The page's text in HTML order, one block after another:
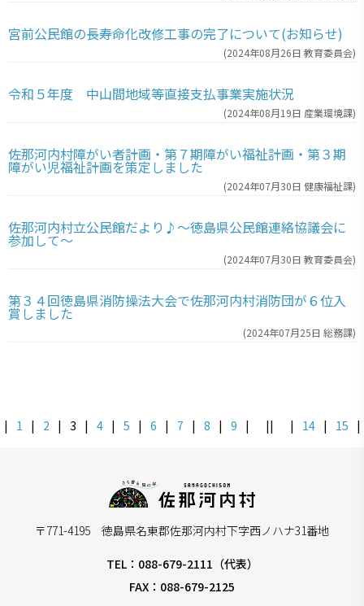
宮前公民館の長寿命化改修工事の完了について(お知らせ)
(2024年08月26日 教育委員会)
令和５年度 中山間地域等直接支払事業実施状況
(2024年08月19日 産業環境課)
佐那河内村障がい者計画・第７期障がい福祉計画・第３期
障がい児福祉計画を策定しました
(2024年07月30日 健康福祉課)
佐那河内村立公民館だより♪～徳島県公民館連絡協議会に
参加して～
(2024年07月30日 教育委員会)
第３４回徳島県消防操法大会で佐那河内村消防団が６位入
賞しました
(2024年07月25日 総務課)
| 1 | 2 | 3 | 4 | 5 | 6 | 7 | 8 | 9 | || | 14 | 15 |
〒771-4195 徳島県名東郡佐那河内村下字西ノハナ31番地
TEL：088-679-2111（代表）
FAX：088-679-2125